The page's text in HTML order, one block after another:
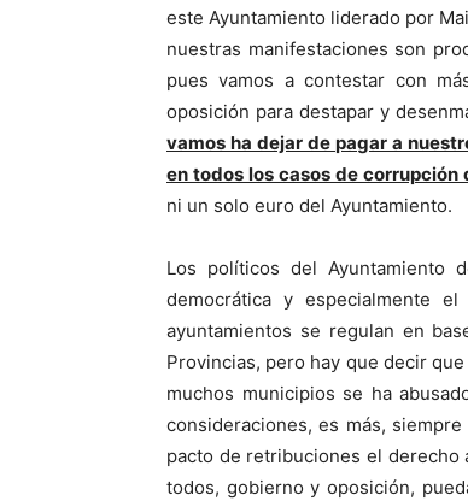
este Ayuntamiento liderado por
nuestras manifestaciones son
pues vamos a contestar con
oposición para destapar y
vamos ha dejar de pagar a
en todos los casos de corrupción
ni un solo euro del Ayuntamiento.
Los políticos del
democrática y especialmente
ayuntamientos se regulan en
Provincias, pero hay que decir
muchos municipios se ha
consideraciones, es más,
pacto de retribuciones el derecho
todos, gobierno y oposición,